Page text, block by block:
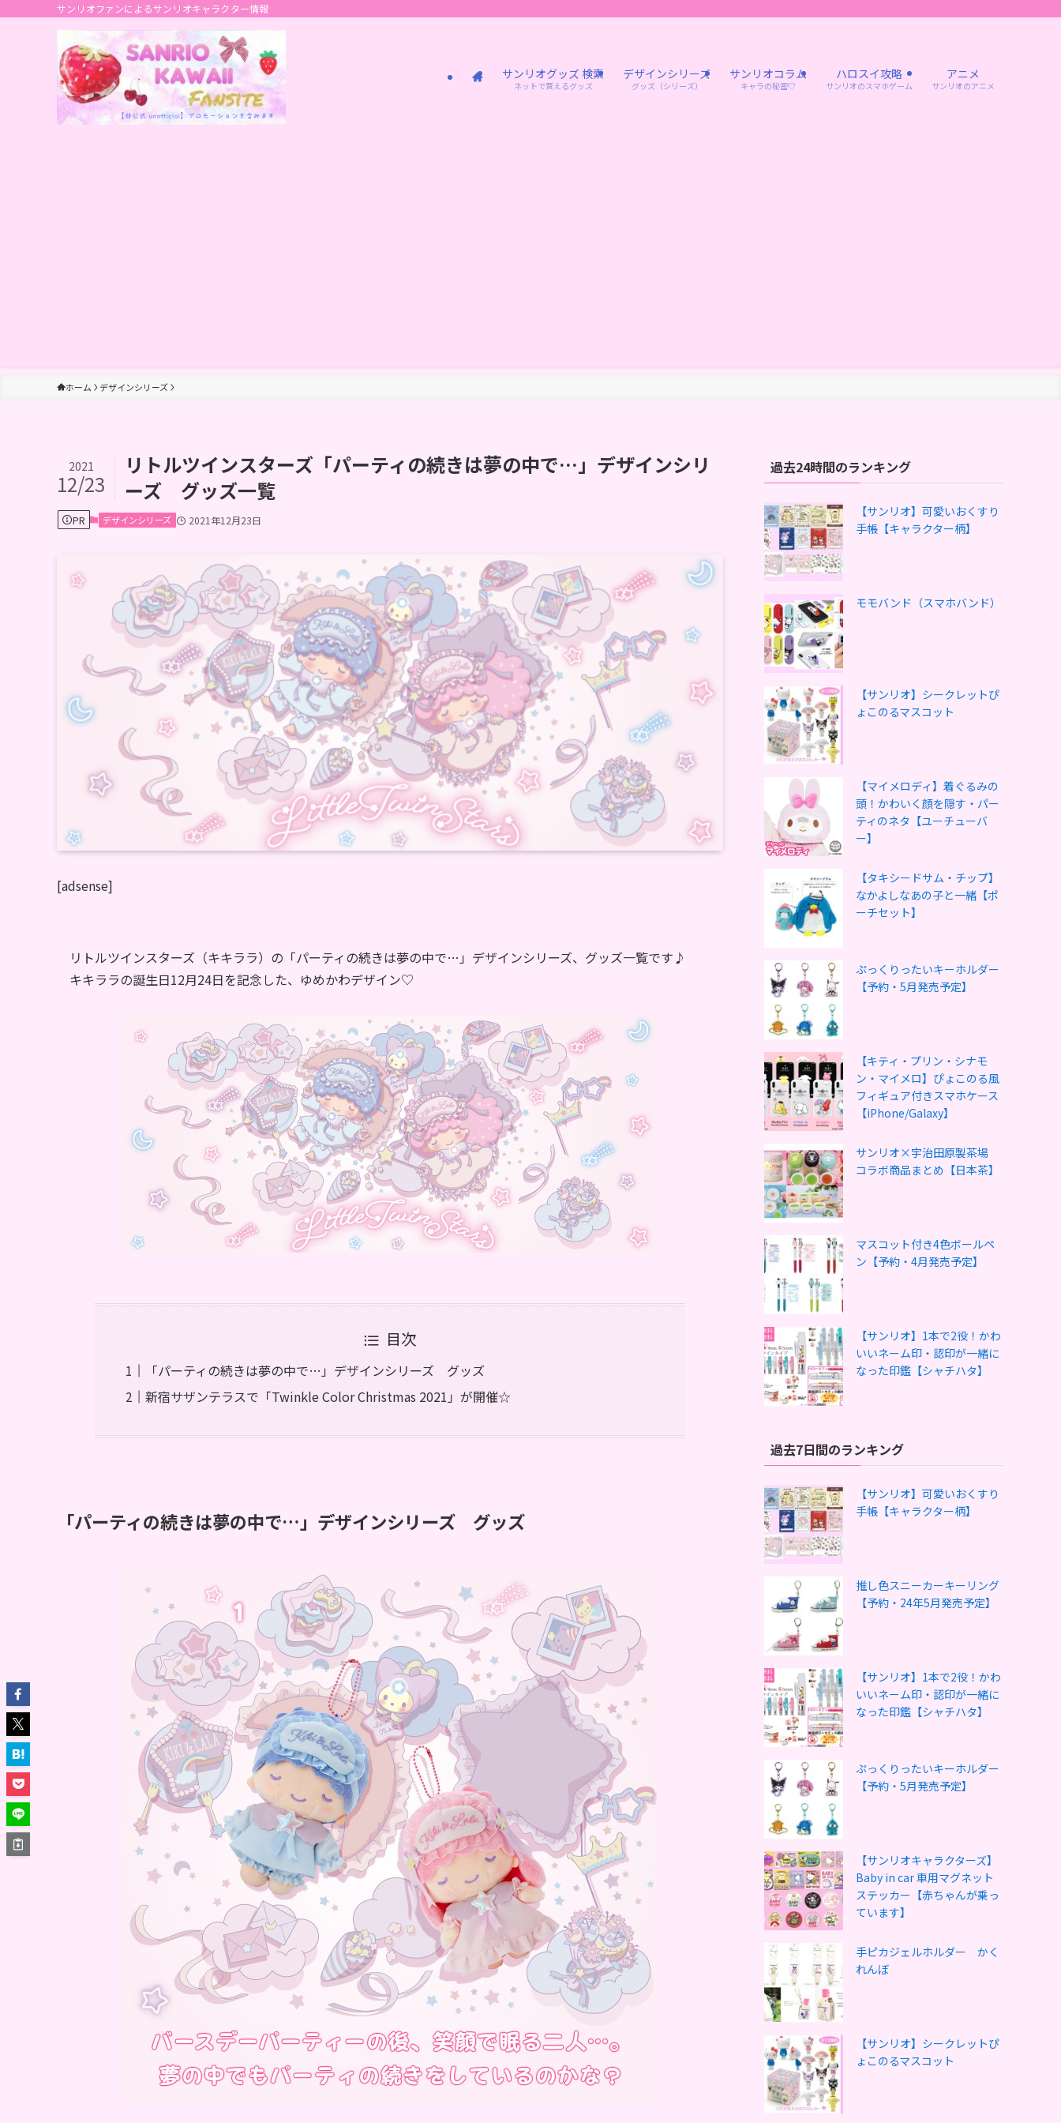
サンリオファンによるサンリオキャラクター情報
サンリオグッズ 検索
ネットで買えるグッズ
デザインシリーズ
グッズ（シリーズ）
サンリオコラム
キャラの秘密♡
ハロスイ攻略
サンリオのスマホゲーム
アニメ
サンリオのアニメ
ホーム デザインシリーズ
リトルツインスターズ「パーティの続きは夢の中で…」デザインシリ
ーズ グッズ一覧
2021
12/23
PR デザインシリーズ 2021年12月23日
[adsense]
リトルツインスターズ（キキララ）の「パーティの続きは夢の中で…」デザインシリーズ、グッズ一覧です♪
キキララの誕生日12月24日を記念した、ゆめかわデザイン♡
目次
「パーティの続きは夢の中で…」デザインシリーズ グッズ
新宿サザンテラスで「Twinkle Color Christmas 2021」が開催☆
「パーティの続きは夢の中で…」デザインシリーズ グッズ
過去24時間のランキング
【サンリオ】可愛いおくすり
手帳【キャラクター柄】
モモバンド（スマホバンド）
【サンリオ】シークレットぴ
ょこのるマスコット
【マイメロディ】着ぐるみの
頭！かわいく顔を隠す・パー
ティのネタ【ユーチューバ
ー】
【タキシードサム・チップ】
なかよしなあの子と一緒【ポ
ーチセット】
ぷっくりったいキーホルダー
【予約・5月発売予定】
【キティ・プリン・シナモ
ン・マイメロ】ぴょこのる風
フィギュア付きスマホケース
【iPhone/Galaxy】
サンリオ×宇治田原製茶場
コラボ商品まとめ【日本茶】
マスコット付き4色ボールペ
ン【予約・4月発売予定】
【サンリオ】1本で2役！かわ
いいネーム印・認印が一緒に
なった印鑑【シャチハタ】
過去7日間のランキング
【サンリオ】可愛いおくすり
手帳【キャラクター柄】
推し色スニーカーキーリング
【予約・24年5月発売予定】
【サンリオ】1本で2役！かわ
いいネーム印・認印が一緒に
なった印鑑【シャチハタ】
ぷっくりったいキーホルダー
【予約・5月発売予定】
【サンリオキャラクターズ】
Baby in car 車用マグネット
ステッカー【赤ちゃんが乗っ
ています】
手ピカジェルホルダー かく
れんぼ
【サンリオ】シークレットぴ
ょこのるマスコット